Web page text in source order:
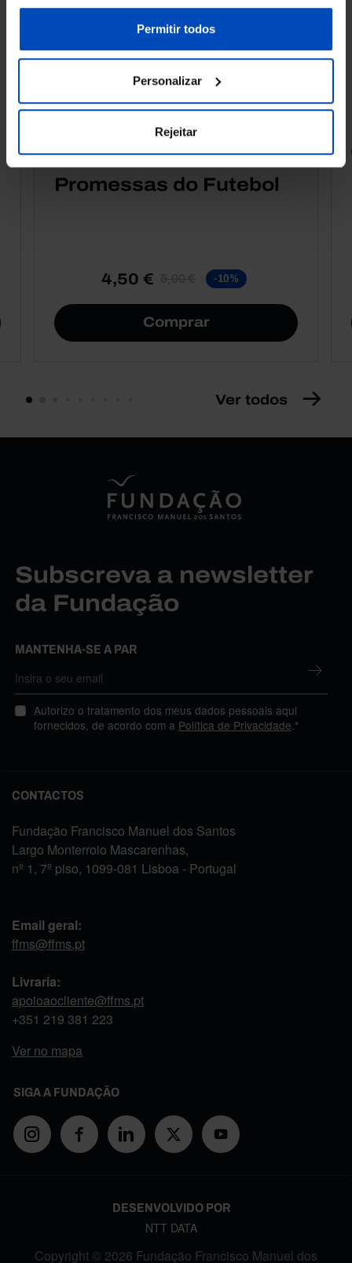
sobre cookies através da gestão de preferências ou da
Política de Cookies.
Permitir todos
Personalizar
Rejeitar
RETRATOS
Promessas do Futebol
4,50 € 5,00 € -10%
Comprar
Ver todos
Subscreva a newsletter
da Fundação
MANTENHA-SE A PAR
Autorizo o tratamento dos meus dados pessoais aqui
fornecidos, de acordo com a Política de Privacidade.*
CONTACTOS
Fundação Francisco Manuel dos Santos
Largo Monterroio Mascarenhas,
nº 1, 7º piso, 1099-081 Lisboa - Portugal
Email geral:
ffms@ffms.pt
Livraria:
apoioaocliente@ffms.pt
+351 219 381 223
Ver no mapa
SIGA A FUNDAÇÃO
DESENVOLVIDO POR
NTT DATA
Copyright © 2026 Fundação Francisco Manuel dos